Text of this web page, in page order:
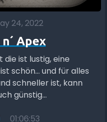
24, 2022
Apex
die ist lustig, eine
schön... und für alles
schneller ist, kann
günstig...
01:06:53